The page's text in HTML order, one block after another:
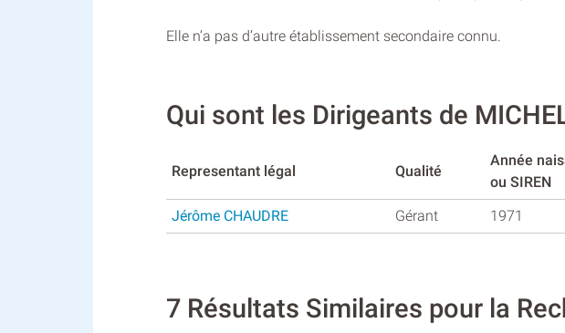
Elle n’a pas d’autre établissement secondaire connu.
Qui sont les Dirigeants de
Representant légal Qualité
Année
ou SIREN
Jérôme CHAUDRE Gérant 1971
7 Résultats Similaires pour la